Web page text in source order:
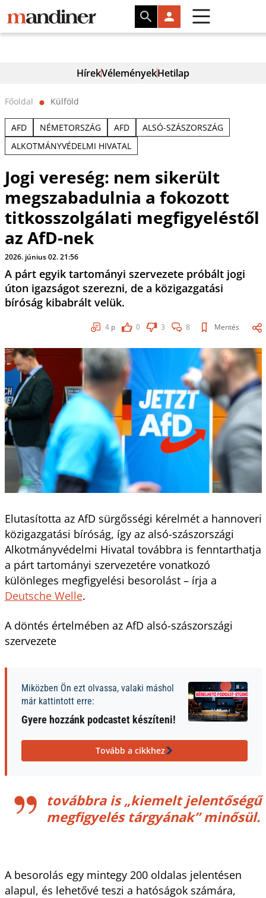
HírekVéleményekHetilap
Főoldal ⬤ Külföld
AFD NÉMETORSZÁG AFD
ALSÓ-SZÁSZORSZÁG
ALKOTMÁNYVÉDELMI HIVATAL
Jogi vereség: nem sikerült
megszabadulnia a fokozott
titkosszolgálati megfigyeléstől
az AfD-nek
2026. június 02. 21:56
A párt egyik tartományi szervezete próbált jogi
úton igazságot szerezni, de a közigazgatási
bíróság kibabrált velük.
4 p 0 3 8 Mentés
Elutasította az AfD sürgősségi kérelmét a hannoveri
közigazgatási bíróság, így az alsó-szászországi
Alkotmányvédelmi Hivatal továbbra is fenntarthatja
a párt tartományi szervezetére vonatkozó
különleges megfigyelési besorolást – írja a
Deutsche Welle.
A döntés értelmében az AfD alsó-szászországi
szervezete
Miközben Ön ezt olvassa, valaki máshol
már kattintott erre:
Gyere hozzánk podcastet készíteni!
Tovább a cikkhez
továbbra is „kiemelt jelentőségű
megfigyelés tárgyának” minősül.
A besorolás egy mintegy 200 oldalas jelentésen
alapul, és lehetővé teszi a hatóságok számára,